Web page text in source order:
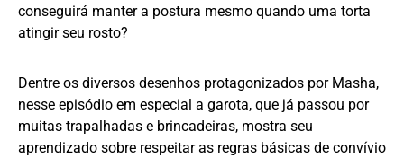
conseguirá manter a postura mesmo quando uma torta
atingir seu rosto?
Dentre os diversos desenhos protagonizados por Masha,
nesse episódio em especial a garota, que já passou por
muitas trapalhadas e brincadeiras, mostra seu
aprendizado sobre respeitar as regras básicas de convívio